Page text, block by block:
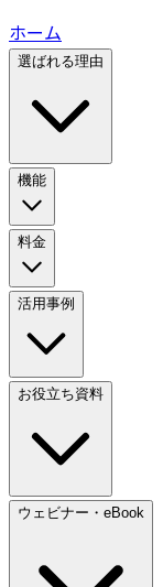
ホーム
選ばれる理由
機能
料金
活用事例
お役立ち資料
ウェビナー・eBook